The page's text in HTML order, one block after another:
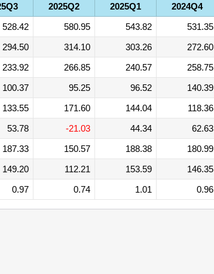
2025Q2 2025Q1 2024Q4
528.42 580.95 543.82 531.35
294.50 314.10 303.26 272.60
233.92 266.85 240.57 258.75
100.37 95.25 96.52 140.39
133.55 171.60 144.04 118.36
53.78 -21.03 44.34 62.63
187.33 150.57 188.38 180.99
149.20 112.21 153.59 146.35
0.97 0.74 1.01 0.96